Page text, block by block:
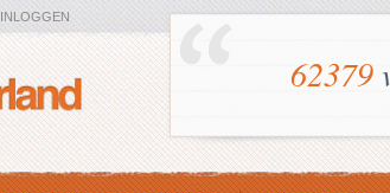
INLOGGEN
62379